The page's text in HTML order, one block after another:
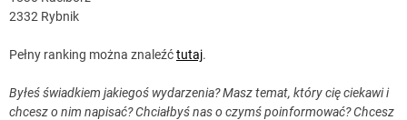
2332 Rybnik
Pełny ranking można znaleźćtutaj.
Byłeś świadkiem jakiegoś wydarzenia? Masz temat, który cię ciekawi i
chcesz o nim napisać? Chciałbyś nas o czymś poinformować? Chcesz